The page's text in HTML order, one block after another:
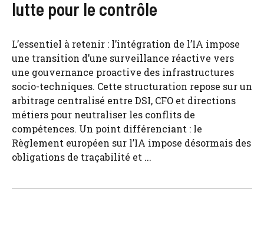
lutte pour le contrôle
L’essentiel à retenir : l’intégration de l’IA impose
une transition d’une surveillance réactive vers
une gouvernance proactive des infrastructures
socio-techniques. Cette structuration repose sur un
arbitrage centralisé entre DSI, CFO et directions
métiers pour neutraliser les conflits de
compétences. Un point différenciant : le
Règlement européen sur l’IA impose désormais des
obligations de traçabilité et ...